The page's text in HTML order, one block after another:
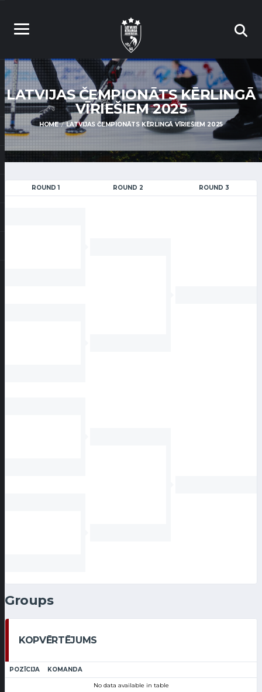
LATVIJAS ČEMPIONĀTS KĒRLINGĀ
VĪRIEŠIEM 2025
HOME LATVIJAS ČEMPIONĀTS KĒRLINGĀ VĪRIEŠIEM 2025
ROUND 1 ROUND 2 ROUND 3
Groups
KOPVĒRTĒJUMS
POZĪCIJA KOMANDA
No data available in table